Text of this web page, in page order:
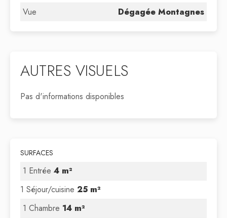
Vue Dégagée Montagnes
AUTRES VISUELS
Pas d'informations disponibles
SURFACES
1 Entrée 4 m²
1 Séjour/cuisine 25 m²
1 Chambre 14 m²